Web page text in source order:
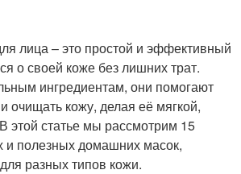
лица – это простой и эффективный
о своей коже без лишних трат.
ингредиентам, они помогают
очищать кожу, делая её мягкой,
этой статье мы рассмотрим 15
полезных домашних масок,
разных типов кожи.